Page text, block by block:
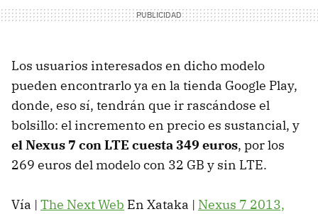
Los usuarios interesados en dicho modelo
pueden encontrarlo ya en la tienda Google Play,
donde, eso sí, tendrán que ir rascándose el
bolsillo: el incremento en precio es sustancial, y
el Nexus 7 con LTE cuesta 349 euros, por los
269 euros del modelo con 32 GB y sin LTE.
Vía | The Next Web En Xataka | Nexus 7 2013,